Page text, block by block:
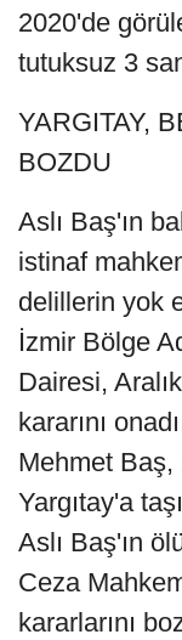
2020'de
tutuksuz 3
YARGITAY,
BOZDU
Aslı Baş'ın
istinaf
delillerin yok
İzmir Bölge
Dairesi,
kararını
Mehmet Baş,
Yargıtay'a
Aslı Baş'ın
Ceza
kararlarını